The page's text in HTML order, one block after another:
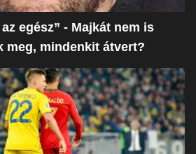
egész” - Majkát nem is
meg, mindenkit átvert?